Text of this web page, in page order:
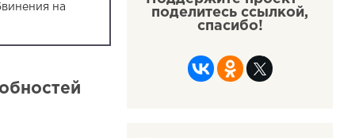
на
поделитесь ссылкой,
спасибо!